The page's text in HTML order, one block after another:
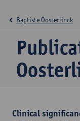
Baptiste Oosterlinck
Clinical